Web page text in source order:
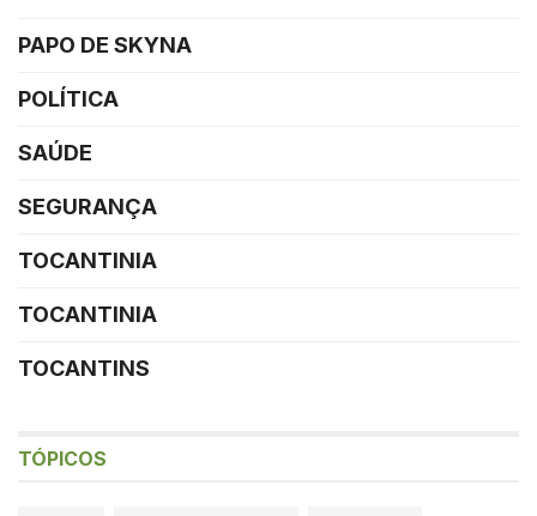
PAPO DE SKYNA
POLÍTICA
SAÚDE
SEGURANÇA
TOCANTINIA
TOCANTINIA
TOCANTINS
TÓPICOS